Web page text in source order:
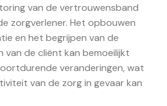
van de vertrouwensband
zorgverlener. Het opbouwen
en het begrijpen van de
van de cliënt kan bemoeilijkt
veranderingen, wat
van de zorg in gevaar kan